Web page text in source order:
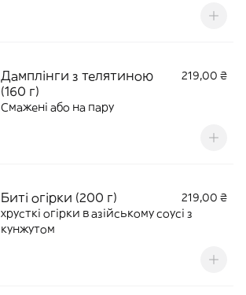
Дамплінги з телятиною
(160 г)
219,00 ₴
Смажені або на пару
Биті огірки (200 г)
219,00 ₴
хрусткі огірки в азійському соусі з
кунжутом